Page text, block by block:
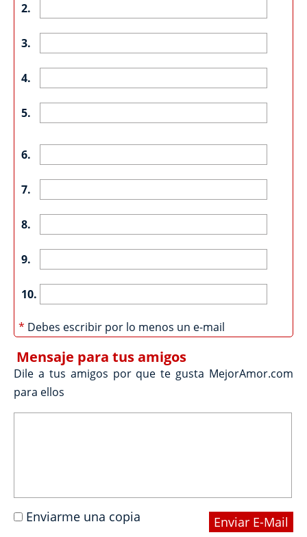
2.
3.
4.
5.
6.
7.
8.
9.
10.
* Debes escribir por lo menos un e-mail
Mensaje para tus amigos
Dile a tus amigos por que te gusta MejorAmor.com
para ellos
Enviarme una copia